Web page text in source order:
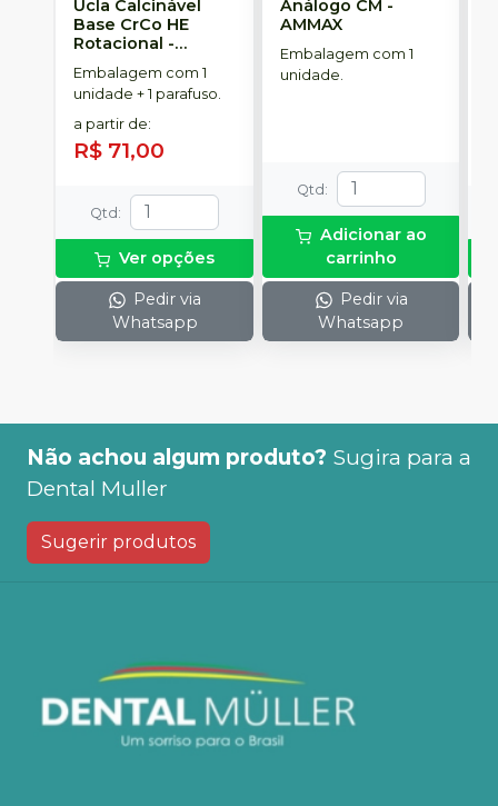
Ucla Calcinável
Base CrCo HE
Rotacional -
SINGULAR
Embalagem com 1
unidade + 1 parafuso.
a partir de:
R$ 71,00
Qtd :
Ver opções
Pedir via
Whatsapp
Análogo CM -
AMMAX
Embalagem com 1
unidade.
Qtd :
Adicionar ao
carrinho
Pedir via
Whatsapp
Não achou algum produto? Sugira para a
Dental Muller
Sugerir produtos